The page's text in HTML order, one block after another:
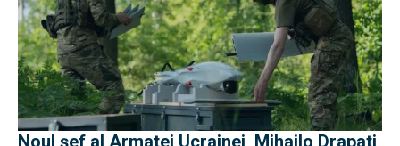
Noul șef al Armatei Ucrainei, Mihailo Drapati,